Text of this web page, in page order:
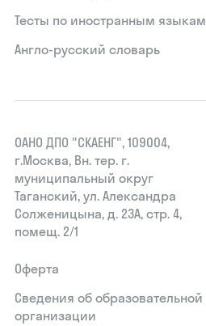
Тесты по иностранным языкам
Англо-русский словарь
ОАНО ДПО "СКАЕНГ", 109004,
г.Москва, Вн. тер. г.
муниципальный округ
Таганский, ул. Александра
Солженицына, д. 23А, стр. 4,
помещ. 2/1
Оферта
Сведения об образовательной
организации